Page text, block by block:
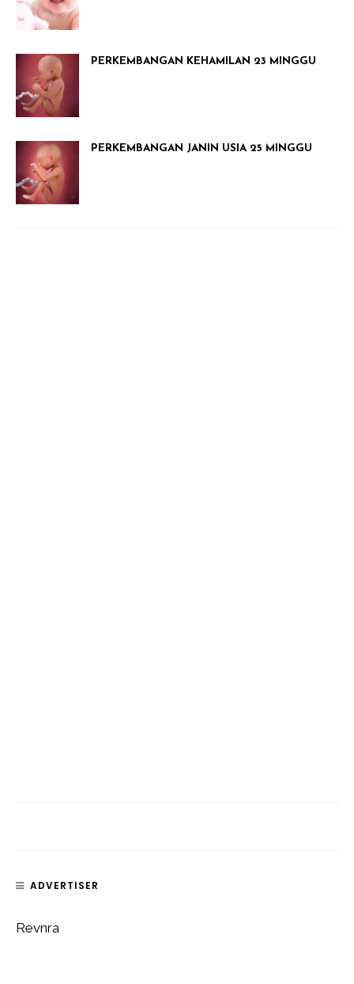
PERKEMBANGAN KEHAMILAN 23 MINGGU
PERKEMBANGAN JANIN USIA 25 MINGGU
ADVERTISER
Revnra